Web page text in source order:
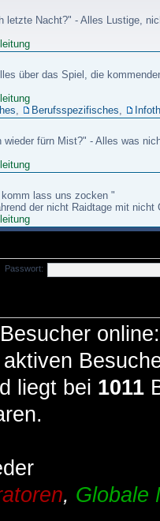
letzte Nacht?" - Alles Lustige,
über das Spiel, die
Berufsspezifisches
fürn Mist?" - Alles was
lass uns zocken "
der nicht Raidtage mit nicht
Passwort:
Besucher
liegt bei 1011
, Globale